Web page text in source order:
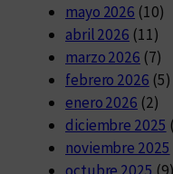
mayo 2026 (10)
abril 2026 (11)
marzo 2026 (7)
febrero 2026 (5)
enero 2026 (2)
diciembre 2025
noviembre 2025